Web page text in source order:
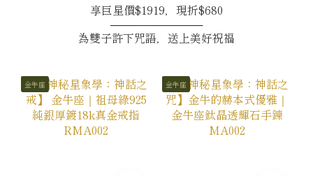
享巨星價$1919，現折$680
────────────
為雙子許下咒語，送上美好祝福
金牛座 金牛座